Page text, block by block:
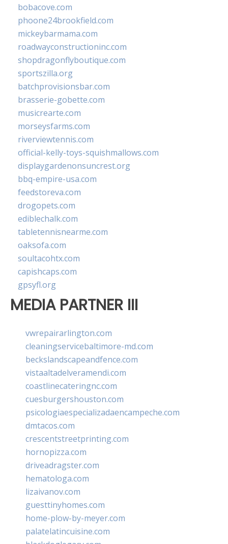
bobacove.com
phoone24brookfield.com
mickeybarmama.com
roadwayconstructioninc.com
shopdragonflyboutique.com
sportszilla.org
batchprovisionsbar.com
brasserie-gobette.com
musicrearte.com
morseysfarms.com
riverviewtennis.com
official-kelly-toys-squishmallows.com
displaygardenonsuncrest.org
bbq-empire-usa.com
feedstoreva.com
drogopets.com
ediblechalk.com
tabletennisnearme.com
oaksofa.com
soultacohtx.com
capishcaps.com
gpsyfl.org
MEDIA PARTNER III
vwrepairarlington.com
cleaningservicebaltimore-md.com
beckslandscapeandfence.com
vistaaltadelveramendi.com
coastlinecateringnc.com
cuesburgershouston.com
psicologiaespecializadaencampeche.com
dmtacos.com
crescentstreetprinting.com
hornopizza.com
driveadragster.com
hematologa.com
lizaivanov.com
guesttinyhomes.com
home-plow-by-meyer.com
palatelatincuisine.com